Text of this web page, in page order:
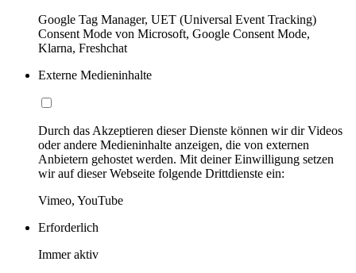
Google Tag Manager, UET (Universal Event Tracking)
Consent Mode von Microsoft, Google Consent Mode,
Klarna, Freshchat
Externe Medieninhalte
Durch das Akzeptieren dieser Dienste können wir dir Videos
oder andere Medieninhalte anzeigen, die von externen
Anbietern gehostet werden. Mit deiner Einwilligung setzen
wir auf dieser Webseite folgende Drittdienste ein:
Vimeo, YouTube
Erforderlich
Immer aktiv